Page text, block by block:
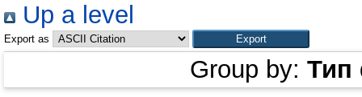
Up a level
Export as
Group by: Тип